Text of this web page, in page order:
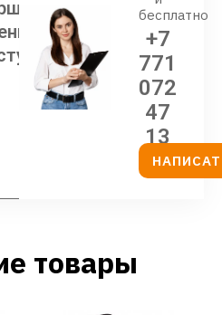
бесплатно
+7
771
072
47
13
товары